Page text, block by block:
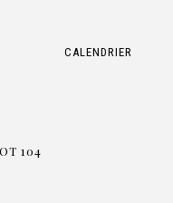
CALENDRIER
104